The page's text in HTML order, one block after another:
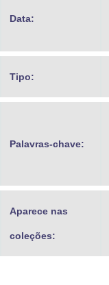
Data:
Tipo:
Palavras-chave:
Aparece nas
coleções: